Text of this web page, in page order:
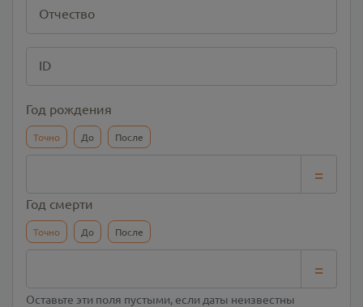
Отчество
ID
Год рождения
Точно До После
=
Год смерти
Точно До После
=
Оставьте эти поля пустыми, если даты неизвестны